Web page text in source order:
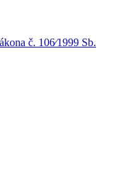
č. 106⁄1999 Sb.